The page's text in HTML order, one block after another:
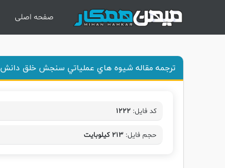
صفحه اصلی
ترجمه مقاله شيوه هاي عملياتي سنجش خلق دانش
کد فایل: ۱۲۲۲
حجم فایل: ۲۱۳ کیلوبایت